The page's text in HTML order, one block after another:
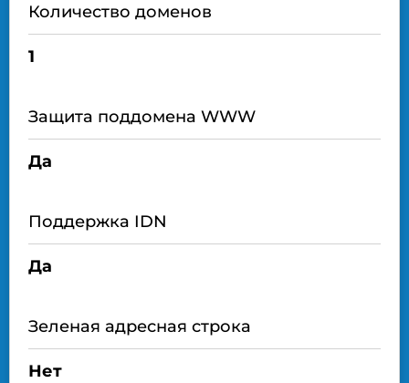
Количество доменов
1
Защита поддомена WWW
Да
Поддержка IDN
Да
Зеленая адресная строка
Нет